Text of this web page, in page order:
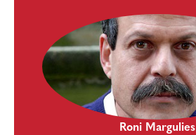
Roni Margulies